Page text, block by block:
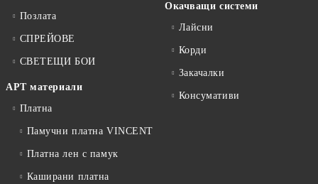
Позлата
СПРЕЙОВЕ
СВЕТЕЩИ БОИ
АРТ материали
Платна
Памучни платна VINCENT
Платна лен с памук
Каширани платна
Окачващи системи
Лайсни
Корди
Закачалки
Консумативи